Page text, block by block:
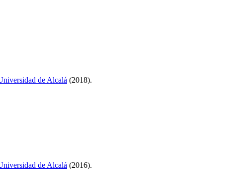
de Alcalá (2018).
de Alcalá (2016).